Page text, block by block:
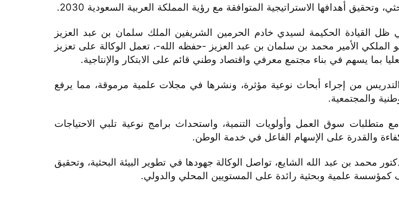
أهدافها الاستراتيجية المتوافقة مع رؤية المملكة العربية السعودية 2030.
القيادة الحكيمة لسيدي خادم الحرمين الشريفين الملك سلمان بن عبد العزيز
الأمير محمد بن سلمان بن عبد العزيز -حفظه الله-، تعمل الوكالة على تعزيز
بما يسهم في بناء مجتمع معرفي واقتصاد وطني قائم على الابتكار والإنتاجية.
من إجراء أبحاث نوعية مؤثرة، ونشرها في مجلات علمية مرموقة، مما يرفع
والمجتمعية.
سوق العمل وأولويات التنمية، واستحداث برامج نوعية تلبي الاحتياجات
والقدرة على الإسهام الفاعل في خدمة الوطن.
محمد بن عبد الله الشايع، تواصل الوكالة جهودها في تطوير البيئة البحثية، وتحقيق
علمية وبحثية رائدة على المستويين المحلي والدولي.